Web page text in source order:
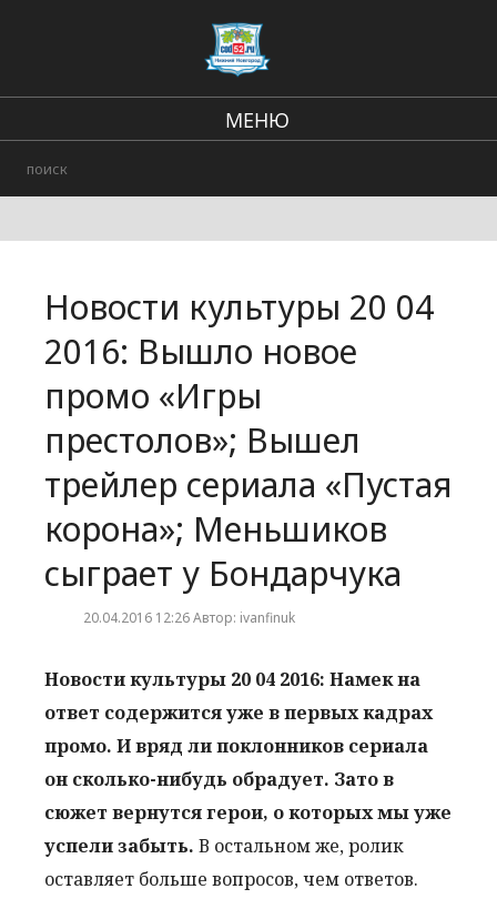
МЕНЮ
Городские события
Новости культуры 20 04
2016: Вышло новое
промо «Игры
престолов»; Вышел
трейлер сериала «Пустая
корона»; Меньшиков
сыграет у Бондарчука
20.04.2016 12:26 Автор: ivanfinuk
Новости культуры 20 04 2016: Намек на
ответ содержится уже в первых кадрах
промо. И вряд ли поклонников сериала
он сколько-нибудь обрадует. Зато в
сюжет вернутся герои, о которых мы уже
успели забыть. В остальном же, ролик
оставляет больше вопросов, чем ответов.